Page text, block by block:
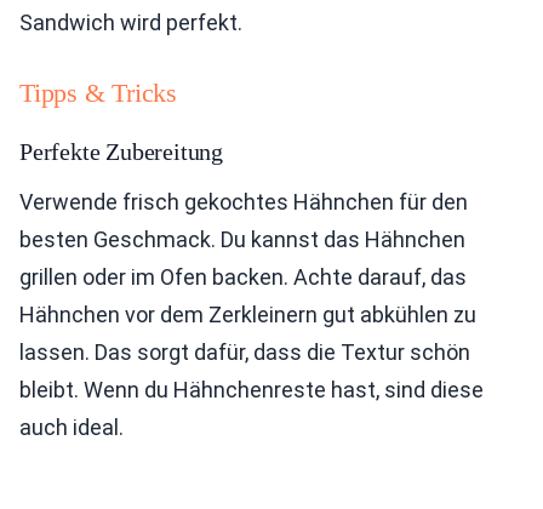
Sandwich wird perfekt.
Tipps & Tricks
Perfekte Zubereitung
Verwende frisch gekochtes Hähnchen für den
besten Geschmack. Du kannst das Hähnchen
grillen oder im Ofen backen. Achte darauf, das
Hähnchen vor dem Zerkleinern gut abkühlen zu
lassen. Das sorgt dafür, dass die Textur schön
bleibt. Wenn du Hähnchenreste hast, sind diese
auch ideal.